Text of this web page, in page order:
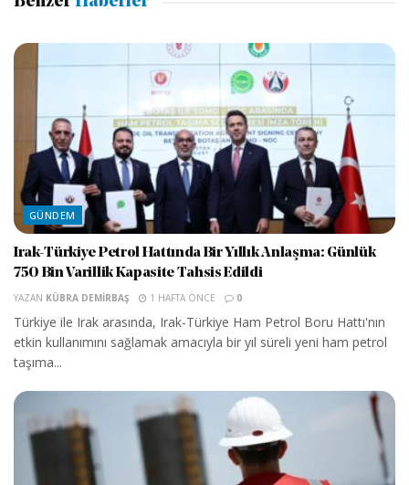
GÜNDEM
Irak-Türkiye Petrol Hattında Bir Yıllık Anlaşma: Günlük
750 Bin Varillik Kapasite Tahsis Edildi
YAZAN KÜBRA DEMIRBAŞ 1 HAFTA ÖNCE 0
Türkiye ile Irak arasında, Irak-Türkiye Ham Petrol Boru Hattı'nın
etkin kullanımını sağlamak amacıyla bir yıl süreli yeni ham petrol
taşıma...